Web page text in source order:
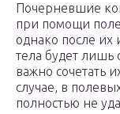
Почерневшие
при помощи
однако после их
тела будет лишь
важно сочетать
случае, в
полностью не